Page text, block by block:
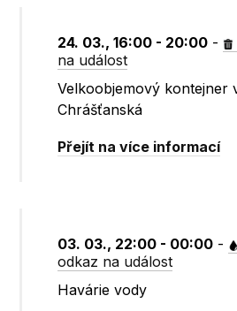
24. 03., 16:00 - 20:00 -
na událost
Velkoobjemový kontejner
Chrášťanská
Přejít na více informací
03. 03., 22:00 - 00:00 -
odkaz na událost
Havárie vody